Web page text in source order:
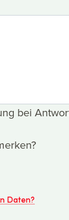
bei
Daten?